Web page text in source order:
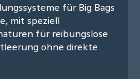
für Big Bags
mit speziell
für reibungslose
ohne direkte